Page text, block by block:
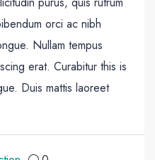
orci ac nibh
Nullam tempus
erat. Curabitur this is
Duis mattis laoreet